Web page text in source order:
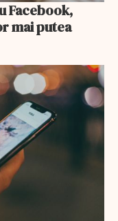
Facebook,
mai putea